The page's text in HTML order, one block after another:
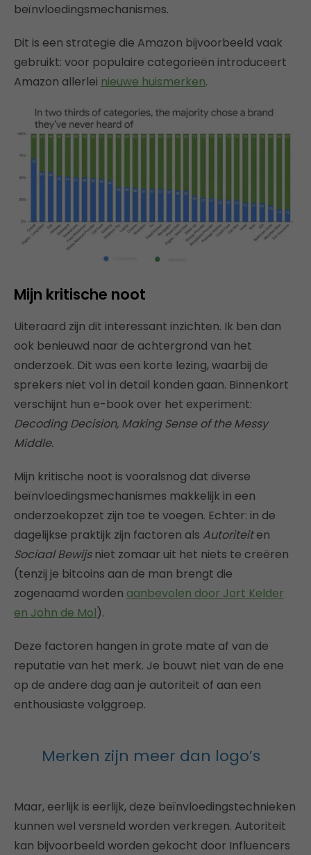
beïnvloedingsmechanismes.
Dit is een strategie die Amazon bijvoorbeeld vaak
gebruikt: voor populaire categorieën introduceert
Amazon allerlei nieuwe huismerken.
Mijn kritische noot
Uiteraard zijn dit interessant inzichten. Ik ben dan
ook benieuwd naar de achtergrond van het
onderzoek. Dit was een korte lezing, waarbij de
sprekers niet vol in detail konden gaan. Binnenkort
verschijnt hun e-book over het experiment:
Decoding Decision, Making Sense of the Messy
Middle.
Mijn kritische noot is vooralsnog dat diverse
beïnvloedingsmechanismes makkelijk in een
onderzoekopzet zijn toe te voegen. Echter: in de
dagelijkse praktijk zijn factoren als Autoriteiten
Sociaal Bewijsniet zomaar uit het niets te creëren
(tenzij je bitcoins aan de man brengt die
zogenaamd worden aanbevolen door Jort Kelder
en John de Mol).
Deze factoren hangen in grote mate af van de
reputatie van het merk. Je bouwt niet van de ene
op de andere dag aan je autoriteit of aan een
enthousiaste volggroep.
Merken zijn meer dan logo’s
Maar, eerlijk is eerlijk, deze beïnvloedingstechnieken
kunnen wel versneld worden verkregen. Autoriteit
kan bijvoorbeeld worden gekocht door Influencers